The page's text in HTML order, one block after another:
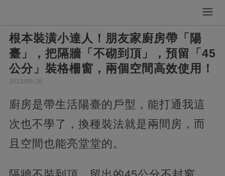
根本裝潢小達人！朋友家廚房帶「陽
臺」，把隔牆「不砌到頂」，預留「45
公分」裝格柵窗，兩個空間高效使用！
2023/05/26
廚房是帶生活陽臺的戶型，能打通我這
次也不學了，換種裝法就是兩間房，而
且空間也能亮堂堂的。